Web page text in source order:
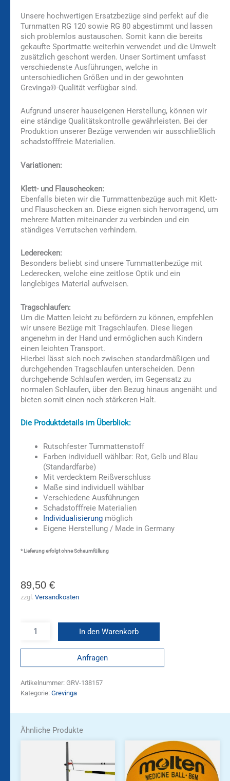
Unsere hochwertigen Ersatzbezüge sind perfekt auf die
Turnmatten RG 120 sowie RG 80 abgestimmt und lassen
sich problemlos austauschen. Somit kann die bereits
gekaufte Sportmatte weiterhin verwendet und die Umwelt
zusätzlich geschont werden. Unser Sortiment umfasst
verschiedenste Ausführungen, welche in
unterschiedlichen Größen und in der gewohnten
Grevinga®-Qualität verfügbar sind.
Aufgrund unserer hauseigenen Herstellung, können wir
eine ständige Qualitätskontrolle gewährleisten. Bei der
Produktion unserer Bezüge verwenden wir ausschließlich
schadstofffreie Materialien.
Variationen:
Klett- und Flauschecken:
Ebenfalls bieten wir die Turnmattenbezüge auch mit Klett-
und Flauschecken an. Diese eignen sich hervorragend, um
mehrere Matten miteinander zu verbinden und ein
ständiges Verrutschen verhindern.
Lederecken:
Besonders beliebt sind unsere Turnmattenbezüge mit
Lederecken, welche eine zeitlose Optik und ein
langlebiges Material aufweisen.
Tragschlaufen:
Um die Matten leicht zu befördern zu können, empfehlen
wir unsere Bezüge mit Tragschlaufen. Diese liegen
angenehm in der Hand und ermöglichen auch Kindern
einen leichten Transport.
Hierbei lässt sich noch zwischen standardmäßigen und
durchgehenden Tragschlaufen unterscheiden. Denn
durchgehende Schlaufen werden, im Gegensatz zu
normalen Schlaufen, über den Bezug hinaus angenäht und
bieten somit einen noch stärkeren Halt.
Die Produktdetails im Überblick:
Rutschfester Turnmattenstoff
Farben individuell wählbar: Rot, Gelb und Blau
(Standardfarbe)
Mit verdecktem Reißverschluss
Maße sind individuell wählbar
Verschiedene Ausführungen
Schadstofffreie Materialien
Individualisierungmöglich
Eigene Herstellung / Made in Germany
* Lieferung erfolgt ohne Schaumfüllung
89,50 €
zzgl. Versandkosten
In den Warenkorb
Anfragen
Artikelnummer: GRV-138157
Kategorie: Grevinga
Ähnliche Produkte
Dieses
Produkt
weist
mehrere